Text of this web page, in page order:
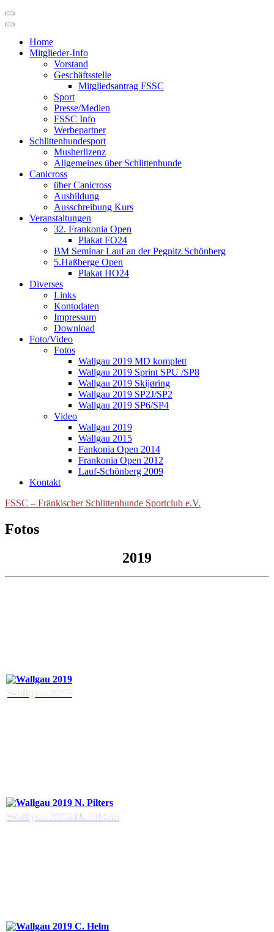
Skip
to
Home
Mitglieder-Info
Vorstand
Geschäftsstelle
Mitgliedsantrag FSSC
Sport
Presse/Medien
FSSC Info
Werbepartner
Schlittenhundesport
Musherlizenz
Allgemeines über Schlittenhunde
Canicross
über Canicross
Ausbildung
Ausschreibung Kurs
Veranstaltungen
32. Frankonia Open
Plakat FO24
BM Seminar Lauf an der Pegnitz Schönberg
5.Haßberge Open
Plakat HO24
Diverses
Links
Kontodaten
Impressum
Download
Foto/Video
Fotos
Wallgau 2019 MD komplett
Wallgau 2019 Sprint SPU /SP8
Wallgau 2019 Skijøring
Wallgau 2019 SP2J/SP2
Wallgau 2019 SP6/SP4
Video
Wallgau 2019
Wallgau 2015
Fankonia Open 2014
Frankonia Open 2012
Lauf-Schönberg 2009
Kontakt
FSSC – Fränkischer Schlittenhunde Sportclub e.V.
Fotos
2019
Wallgau 2019
Wallgau 2019 N. Pilters